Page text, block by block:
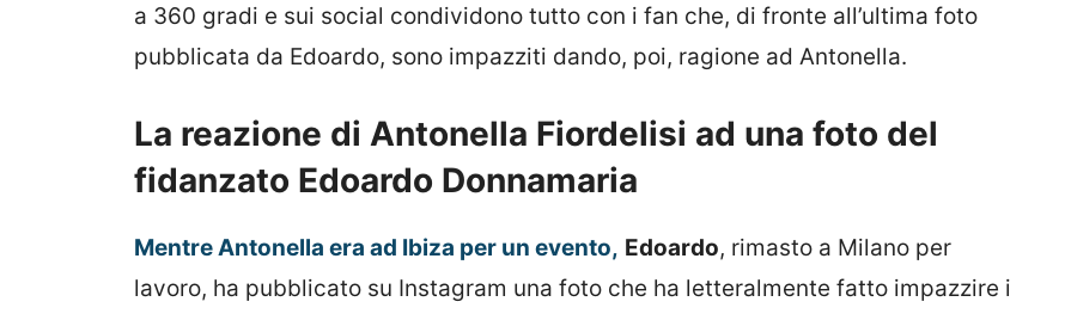
a 360 gradi e sui social condividono tutto con i fan che, di fronte all’ultima foto
pubblicata da Edoardo, sono impazziti dando, poi, ragione ad Antonella.
La reazione di Antonella Fiordelisi ad una foto del
fidanzato Edoardo Donnamaria
Mentre Antonella era ad Ibiza per un evento, Edoardo, rimasto a Milano per
lavoro, ha pubblicato su Instagram una foto che ha letteralmente fatto impazzire i